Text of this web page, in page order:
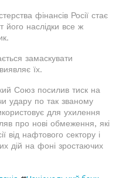
фінансів Росії стає
його наслідки все ж
замаскувати
їх.
Союз посилив тиск на
удару по так званому
для ухилення
про нові обмеження, які
від нафтового сектору і
дій на фоні зростаючих